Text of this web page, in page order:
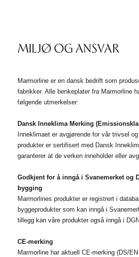
MILJØ OG ANSVAR
Marmorline er en dansk bedrift som
fabrikker. Alle benkeplater fra Marmorline
følgende utmerkelser:
Dansk Inneklima Merking
Inneklimaet er avgjørende for vår trivsel
produkter er sertifisert med Dansk
garanterer at de verken inneholder eller
Godkjent for å inngå i Svanemerket og
bygging
Marmorlines produkter er registrert i
byggeprodukter som kan inngå i
tillegg kan våre produkter også inngå i
CE-merking
Marmorline har aktuell CE-merking (DS/